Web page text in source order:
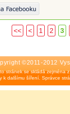
<< < 1 2 3
©2011-2012
stránek se skládá zejména
k dalšímu šíření. Správce